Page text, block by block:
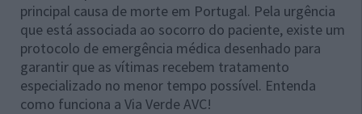
principal causa de morte em Portugal. Pela urgência
que está associada ao socorro do paciente, existe um
protocolo de emergência médica desenhado para
garantir que as vítimas recebem tratamento
especializado no menor tempo possível. Entenda
como funciona a Via Verde AVC!